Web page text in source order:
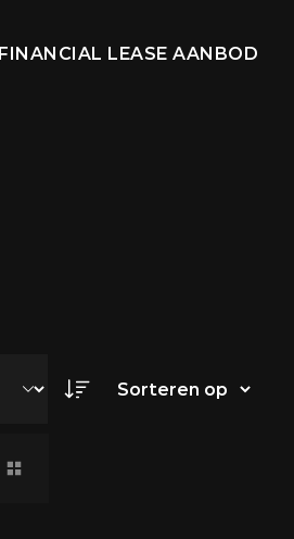
FINANCIAL LEASE AANBOD